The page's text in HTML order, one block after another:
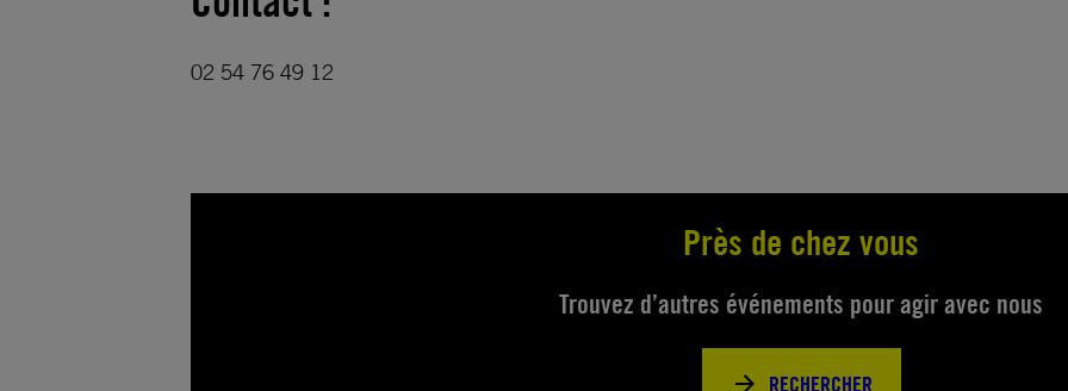
02 54 76 49 12
Près de chez vous
Trouvez d’autres événements pour agir avec nous
RECHERCHER